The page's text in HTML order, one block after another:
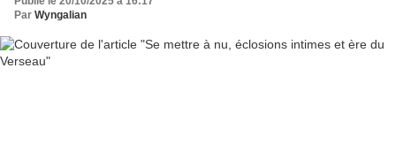
Par Wyngalian